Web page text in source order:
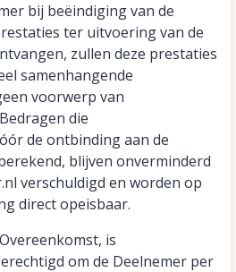
bij beëindiging van de
ter uitvoering van de
zullen deze prestaties
samenhangende
voorwerp van
die
de ontbinding aan de
blijven onverminderd
verschuldigd en worden op
direct opeisbaar.
is
om de Deelnemer per